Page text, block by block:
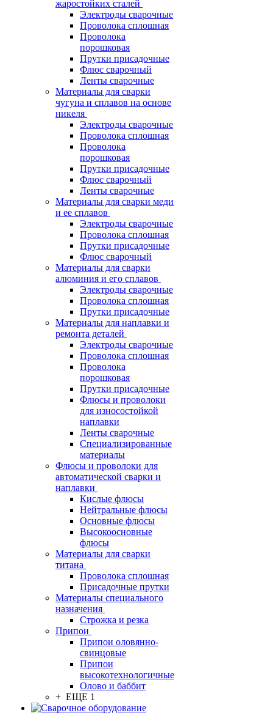
жаростойких сталей
Электроды сварочные
Проволока сплошная
Проволока
порошковая
Прутки присадочные
Флюс сварочный
Ленты сварочные
Материалы для сварки
чугуна и сплавов на основе
никеля
Электроды сварочные
Проволока сплошная
Проволока
порошковая
Прутки присадочные
Флюс сварочный
Ленты сварочные
Материалы для сварки меди
и ее сплавов
Электроды сварочные
Проволока сплошная
Прутки присадочные
Флюс сварочный
Материалы для сварки
алюминия и его сплавов
Электроды сварочные
Проволока сплошная
Прутки присадочные
Материалы для наплавки и
ремонта деталей
Электроды сварочные
Проволока сплошная
Проволока
порошковая
Прутки присадочные
Флюсы и проволоки
для износостойкой
наплавки
Ленты сварочные
Специализированные
материалы
Флюсы и проволоки для
автоматической сварки и
наплавки
Кислые флюсы
Нейтральные флюсы
Основные флюсы
Высокоосновные
флюсы
Материалы для сварки
титана
Проволока сплошная
Присадочные прутки
Материалы специального
назначения
Строжка и резка
Припои
Припои оловянно-
свинцовые
Припои
высокотехнологичные
Олово и баббит
+ ЕЩЕ 1